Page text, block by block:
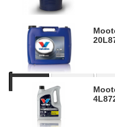
Mootoriõli Synpower FE 0W30
20L
Mootoriõli Synpower FE 0W30
4L
Mootoriõlide absoluutne
baasõlidest, kuhu on